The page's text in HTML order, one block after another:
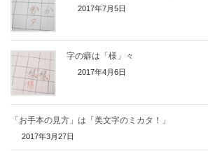
2017年7月5日
字の癖は「様」々
2017年4月6日
「お手本の見方」は「美文字のミカタ！」
2017年3月27日